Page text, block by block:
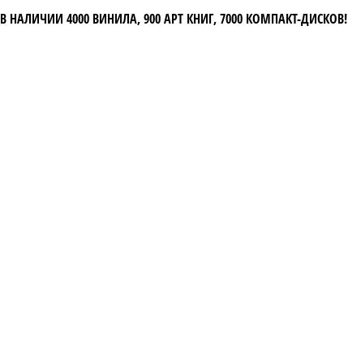
В НАЛИЧИИ 4000 ВИНИЛА, 900 АРТ КНИГ, 7000 КОМПАКТ-ДИСКОВ!